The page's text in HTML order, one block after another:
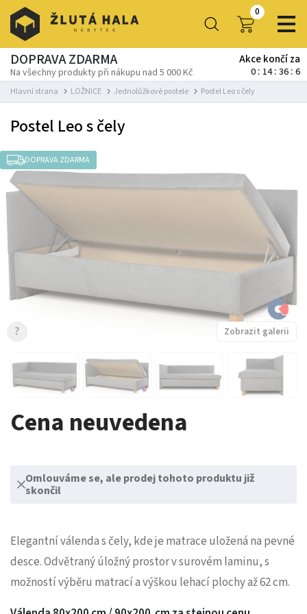
0
DOPRAVA ZDARMA
Na všechny produkty při nákupu nad 5 000 Kč
Akce končí za
0 14 36 5
Hlavní strana LOŽNICE Jednolůžkové postele Postel Leo s čely
Cena neuvedena
Omlouváme se, ale prodej tohoto produktu již
skončil
Postel Leo s čely
DOPRAVA ZDARMA
Zobrazit galerii
?
Elegantní válenda s čely, kde je matrace uložená na pevné
desce. Odvětraný úložný prostor v surovém laminu, s
možností výběru matrací a výškou lehací plochy až 62 cm.